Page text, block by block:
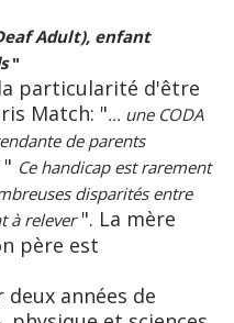
Adult), enfant
"
particularité d'être
Match: "... une CODA
de parents
Ce handicap est rarement
disparités entre
à relever". La mère
père est
années de